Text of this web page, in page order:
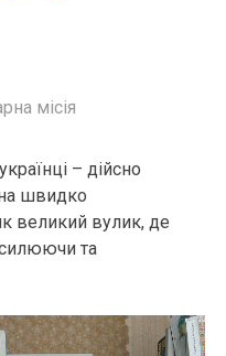
місія
– дійсно
швидко
великий вулик, де
та